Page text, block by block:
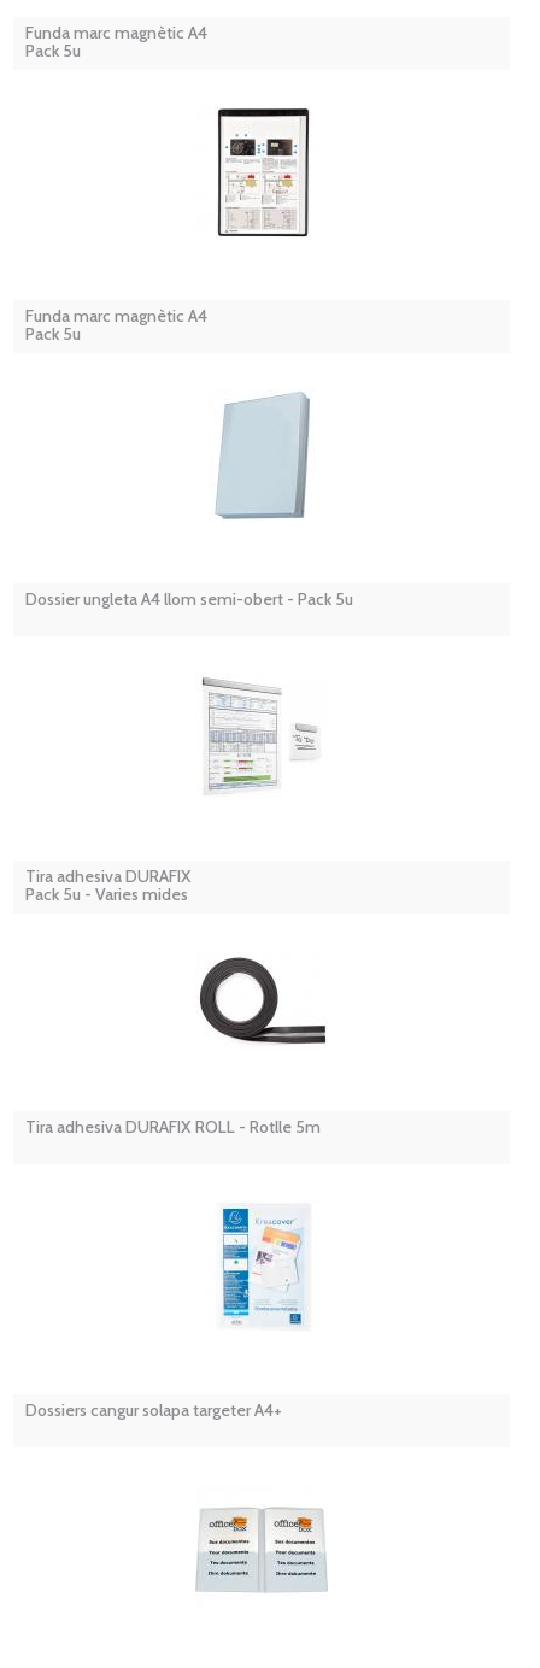
Funda marc magnètic A4
Pack 5u
Funda marc magnètic A4
Pack 5u
Dossier ungleta A4 llom semi-obert - Pack 5u
Tira adhesiva DURAFIX
Pack 5u - Varies mides
Tira adhesiva DURAFIX ROLL - Rotlle 5m
Dossiers cangur solapa targeter A4+